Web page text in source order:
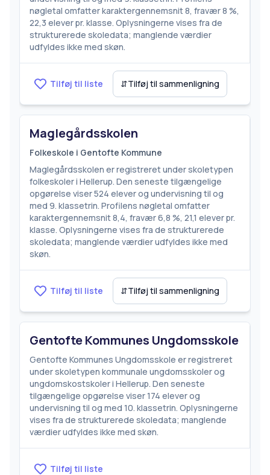
nøgletal omfatter karaktergennemsnit 8, fravær 8 %,
22,3 elever pr. klasse. Oplysningerne vises fra de
strukturerede skoledata; manglende værdier
udfyldes ikke med skøn.
Tilføj til liste ⇵Tilføj til sammenligning
Maglegårdsskolen
Folkeskole i Gentofte Kommune
Maglegårdsskolen er registreret under skoletypen
folkeskoler i Hellerup. Den seneste tilgængelige
opgørelse viser 524 elever og undervisning til og
med 9. klassetrin. Profilens nøgletal omfatter
karaktergennemsnit 8,4, fravær 6,8 %, 21,1 elever pr.
klasse. Oplysningerne vises fra de strukturerede
skoledata; manglende værdier udfyldes ikke med
skøn.
Tilføj til liste ⇵Tilføj til sammenligning
Gentofte Kommunes Ungdomsskole
Gentofte Kommunes Ungdomsskole er registreret
under skoletypen kommunale ungdomsskoler og
ungdomskostskoler i Hellerup. Den seneste
tilgængelige opgørelse viser 174 elever og
undervisning til og med 10. klassetrin. Oplysningerne
vises fra de strukturerede skoledata; manglende
værdier udfyldes ikke med skøn.
Tilføj til liste